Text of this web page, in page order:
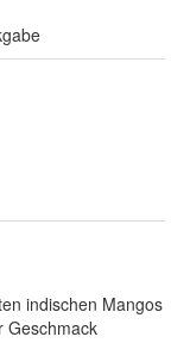
indischen Mangos
Geschmack